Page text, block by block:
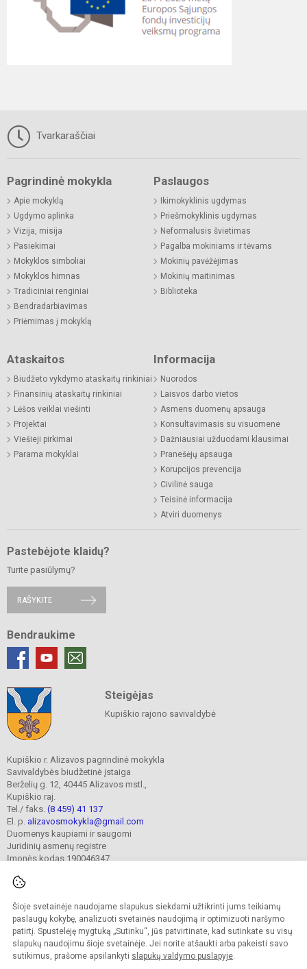
Šioje svetainėje naudojame slapukus siekdami užtikrinti jums teikiamų
paslaugų kokybę, analizuoti svetainės naudojimą ir optimizuoti naršymo
patirtį. Spustelėję mygtuką „Sutinku“, jūs patvirtinate, kad sutinkate su visų
slapukų naudojimu šioje svetainėje. Jei norite atšaukti arba pakeisti savo
sutikimus, prašome apsilankyti slapukų valdymo puslapyje.
Tvarkaraščiai
Pagrindinė mokykla
Apie mokyklą
Ugdymo aplinka
Vizija, misija
Pasiekimai
Mokyklos simboliai
Mokyklos himnas
Tradiciniai renginiai
Bendradarbiavimas
Priėmimas į mokyklą
Paslaugos
Ikimokyklinis ugdymas
Priešmokyklinis ugdymas
Neformalusis švietimas
Pagalba mokiniams ir tėvams
Mokinių pavėžėjimas
Mokinių maitinimas
Biblioteka
Ataskaitos
Biudžeto vykdymo ataskaitų rinkiniai
Finansinių ataskaitų rinkiniai
Lėšos veiklai viešinti
Projektai
Viešieji pirkimai
Parama mokyklai
Informacija
Nuorodos
Laisvos darbo vietos
Asmens duomenų apsauga
Konsultavimasis su visuomene
Dažniausiai užduodami klausimai
Pranešėjų apsauga
Korupcijos prevencija
Civilinė sauga
Teisinė informacija
Atviri duomenys
Pastebėjote klaidų?
Turite pasiūlymų?
RAŠYKITE
Bendraukime
Steigėjas
Kupiškio rajono savivaldybė
Kupiškio r. Alizavos pagrindinė mokykla
Savivaldybės biudžetinė įstaiga
Berželių g. 12, 40445 Alizavos mstl.,
Kupiškio raj.
Tel./ faks. (8 459) 41 137
El. p. alizavosmokykla@gmail.com
Duomenys kaupiami ir saugomi
Juridinių asmenų registre
Įmonės kodas 190046347
© 2023. Kupiškio r. Alizavos pagrindinė mokykla. Visos teisės saugomos.
Kopijuoti turinį be raštiško įstaigos administracijos sutikimo griežtai draudžiama.
Prieinamumo paraiška Slapukų valdymas
Sumanus būdas atnaujinti